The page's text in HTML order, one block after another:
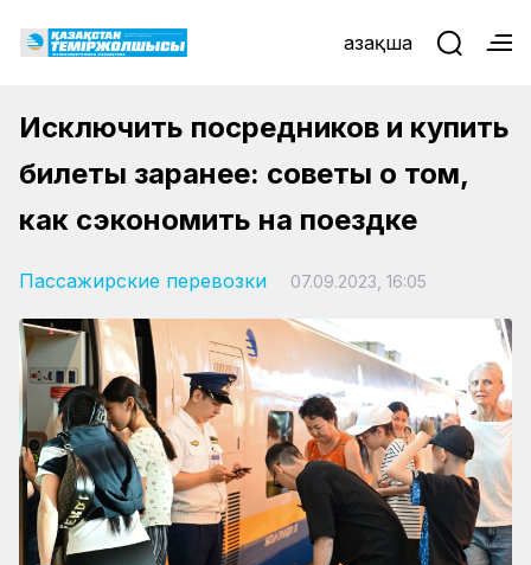
Қазақша
Исключить посредников и купить
билеты заранее: советы о том,
как сэкономить на поездке
Пассажирские перевозки 07.09.2023, 16:05